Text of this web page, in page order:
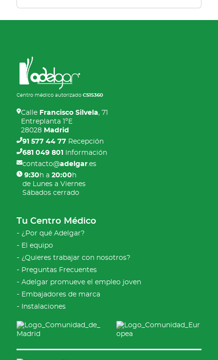
Centro médico autorizadoCS15360
Calle Francisco Silvela, 71
Entreplanta 1ºE
28028 Madrid
91 577 44 77 Recepción
681 049 801
Información
contacto@adelgar.es
9:30 h a20:00 h
de Lunes a Viernes
Sábados cerrado
Tu Centro Médico
¿Por qué Adelgar?
El equipo
¿Quieres trabajar con nosotros?
Preguntas Frecuentes
Adelgar promueve el empleo joven
Embajadores de marca
Instalaciones